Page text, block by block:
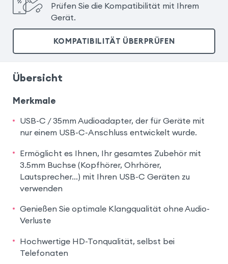
Prüfen Sie die Kompatibilität mit Ihrem
Gerät.
KOMPATIBILITÄT ÜBERPRÜFEN
Übersicht
Merkmale
USB-C / 35mm Audioadapter, der für Geräte mit
nur einem USB-C-Anschluss entwickelt wurde.
Ermöglicht es Ihnen, Ihr gesamtes Zubehör mit
3.5mm Buchse (Kopfhörer, Ohrhörer,
Lautsprecher...) mit Ihren USB-C Geräten zu
verwenden
Genießen Sie optimale Klangqualität ohne Audio-
Verluste
Hochwertige HD-Tonqualität, selbst bei
Telefonaten